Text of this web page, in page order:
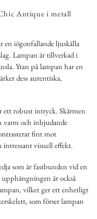
Antique i metall
iögonfallande ljuskälla
Lampan är tillverkad i
Ytan på lampan har en
dess autentiska,
ett robust intryck. Skärmen
varm och inbjudande
fint mot
intressant visuell effekt.
som är fastbunden vid en
är också
vilket ger ett enhetligt
som förser lampan